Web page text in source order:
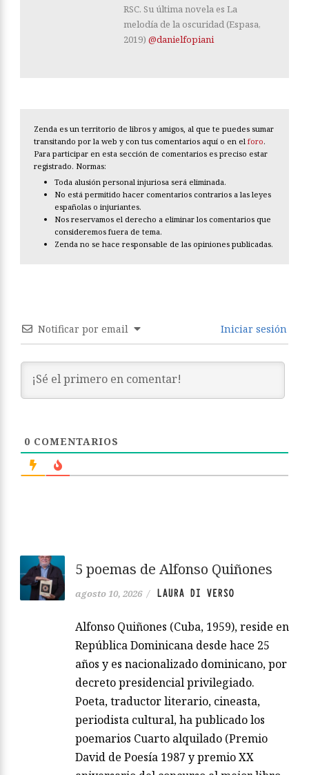
RSC. Su última novela es La
melodía de la oscuridad (Espasa,
2019) @danielfopiani
Zenda es un territorio de libros y amigos, al que te puedes sumar
transitando por la web y con tus comentarios aquí o en el foro.
Para participar en esta sección de comentarios es preciso estar
registrado. Normas:
Toda alusión personal injuriosa será eliminada.
No está permitido hacer comentarios contrarios a las leyes
españolas o injuriantes.
Nos reservamos el derecho a eliminar los comentarios que
consideremos fuera de tema.
Zenda no se hace responsable de las opiniones publicadas.
Notificar por email Iniciar sesión
0 COMENTARIOS
5 poemas de Alfonso Quiñones
agosto 10, 2026 / LAURA DI VERSO
Alfonso Quiñones (Cuba, 1959), reside en
República Dominicana desde hace 25
años y es nacionalizado dominicano, por
decreto presidencial privilegiado.
Poeta, traductor literario, cineasta,
periodista cultural, ha publicado los
poemarios Cuarto alquilado (Premio
David de Poesía 1987 y premio XX